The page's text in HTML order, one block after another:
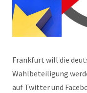
Frankfurt will die
Wahlbeteiligung
auf Twitter und